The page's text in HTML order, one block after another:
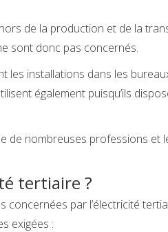
de la production et de la
sont donc pas concernés.
les installations dans les
également puisqu’ils
de nombreuses professions et
tertiaire ?
concernées par l’électricité
exigées :